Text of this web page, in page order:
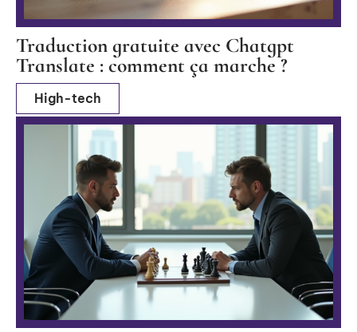
Traduction gratuite avec Chatgpt
Translate : comment ça marche ?
High-tech